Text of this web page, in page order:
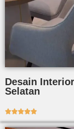
Desain
Selatan
